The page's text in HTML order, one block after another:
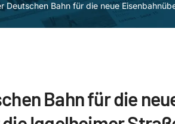
Deutschen Bahn für die neue
Bahn für die